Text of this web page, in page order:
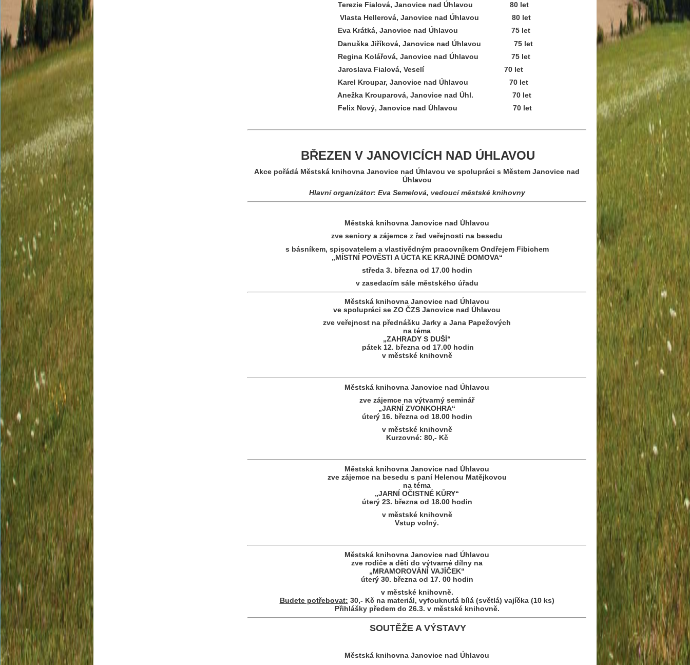
Terezie Fialová, Janovice nad Úhlavou 80 let
Vlasta Hellerová, Janovice nad Úhlavou 80 let
Eva Krátká, Janovice nad Úhlavou 75 let
Danuška Jiříková, Janovice nad Úhlavou 75 let
Regina Kolářová, Janovice nad Úhlavou 75 let
Jaroslava Fialová, Veselí 70 let
Karel Kroupar, Janovice nad Úhlavou 70 let
Anežka Krouparová, Janovice nad Úhl. 70 let
Felix Nový, Janovice nad Úhlavou 70 let
BŘEZEN V JANOVICÍCH NAD ÚHLAVOU
Akce pořádá Městská knihovna Janovice nad Úhlavou ve spolupráci s Městem Janovice nad
Úhlavou
Hlavní organizátor: Eva Semelová, vedoucí městské knihovny
Městská knihovna Janovice nad Úhlavou
zve seniory a zájemce z řad veřejnosti na besedu
s básníkem, spisovatelem a vlastivědným pracovníkem Ondřejem Fibichem
„MÍSTNÍ POVĚSTI A ÚCTA KE KRAJINĚ DOMOVA“
středa 3. března od 17.00 hodin
v zasedacím sále městského úřadu
Městská knihovna Janovice nad Úhlavou
ve spolupráci se ZO ČZS Janovice nad Úhlavou
zve veřejnost na přednášku Jarky a Jana Papežových
na téma
„ZAHRADY S DUŠÍ“
pátek 12. března od 17.00 hodin
v městské knihovně
Městská knihovna Janovice nad Úhlavou
zve zájemce na výtvarný seminář
„JARNÍ ZVONKOHRA“
úterý 16. března od 18.00 hodin
v městské knihovně
Kurzovné: 80,- Kč
Městská knihovna Janovice nad Úhlavou
zve zájemce na besedu s paní Helenou Matějkovou
na téma
„JARNÍ OČISTNÉ KŮRY“
úterý 23. března od 18.00 hodin
v městské knihovně
Vstup volný.
Městská knihovna Janovice nad Úhlavou
zve rodiče a děti do výtvarné dílny na
„MRAMOROVÁNÍ VAJÍČEK“
úterý 30. března od 17. 00 hodin
v městské knihovně.
Budete potřebovat: 30,- Kč na materiál, vyfouknutá bílá (světlá) vajíčka (10 ks)
Přihlášky předem do 26.3. v městské knihovně.
SOUTĚŽE A VÝSTAVY
Městská knihovna Janovice nad Úhlavou